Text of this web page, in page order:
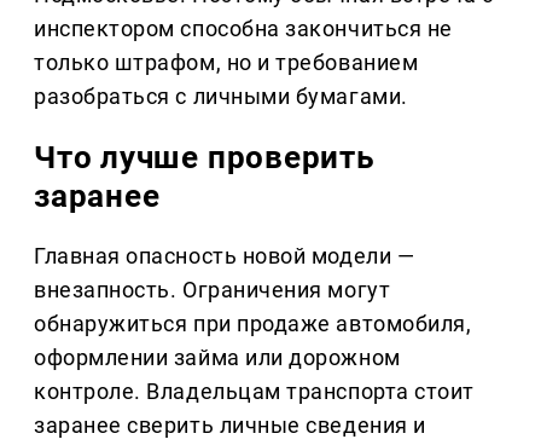
инспектором способна закончиться не
только штрафом, но и требованием
разобраться с личными бумагами.
Что лучше проверить
заранее
Главная опасность новой модели —
внезапность. Ограничения могут
обнаружиться при продаже автомобиля,
оформлении займа или дорожном
контроле. Владельцам транспорта стоит
заранее сверить личные сведения и